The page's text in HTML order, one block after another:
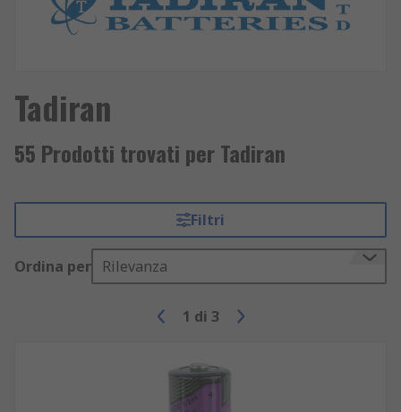
Tadiran
55 Prodotti trovati per Tadiran
Filtri
Ordina per Rilevanza
1 di 3